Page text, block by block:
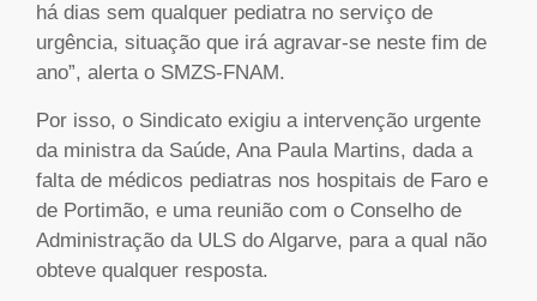
há dias sem qualquer pediatra no serviço de
urgência, situação que irá agravar-se neste fim de
ano”, alerta o SMZS-FNAM.
Por isso, o Sindicato exigiu a intervenção urgente
da ministra da Saúde, Ana Paula Martins, dada a
falta de médicos pediatras nos hospitais de Faro e
de Portimão, e uma reunião com o Conselho de
Administração da ULS do Algarve, para a qual não
obteve qualquer resposta.